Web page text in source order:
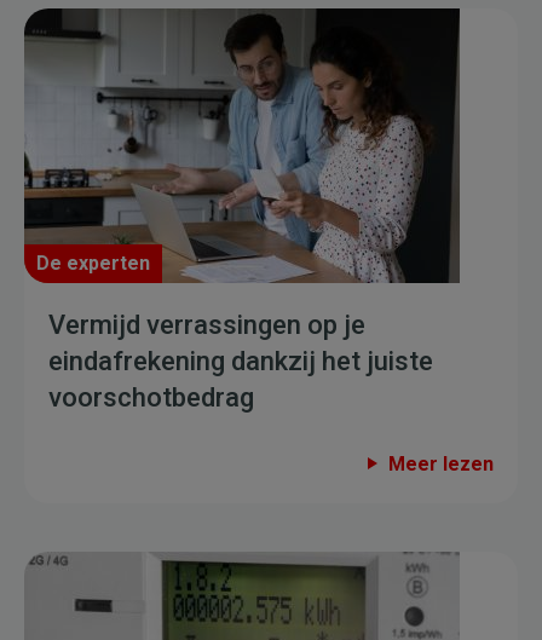
De experten
Vermijd verrassingen op je
eindafrekening dankzij het juiste
voorschotbedrag
Meer lezen